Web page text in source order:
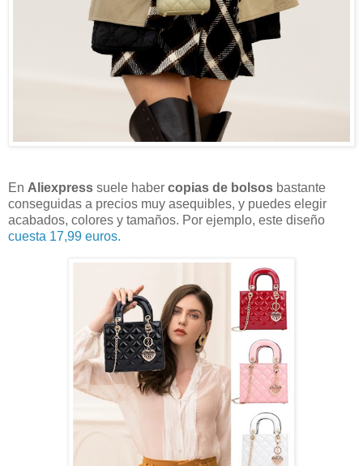
En Aliexpress suele haber copias de bolsos bastante
conseguidas a precios muy asequibles, y puedes elegir
acabados, colores y tamaños. Por ejemplo, este diseño
cuesta 17,99 euros.